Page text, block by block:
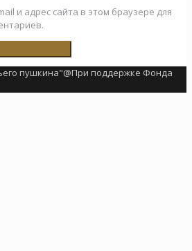
и адрес сайта в этом браузере для
пушкина"@При поддержке Фонда